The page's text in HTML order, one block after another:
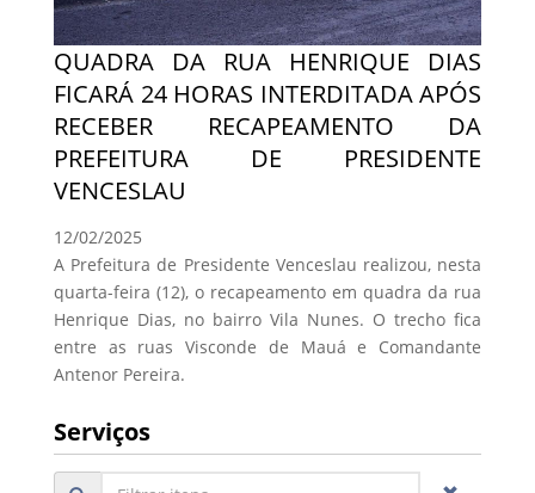
QUADRA DA RUA HENRIQUE DIAS
FICARÁ 24 HORAS INTERDITADA APÓS
RECEBER RECAPEAMENTO DA
PREFEITURA DE PRESIDENTE
VENCESLAU
12/02/2025
A Prefeitura de Presidente Venceslau realizou, nesta
quarta-feira (12), o recapeamento em quadra da rua
Henrique Dias, no bairro Vila Nunes. O trecho fica
entre as ruas Visconde de Mauá e Comandante
Antenor Pereira.
Serviços